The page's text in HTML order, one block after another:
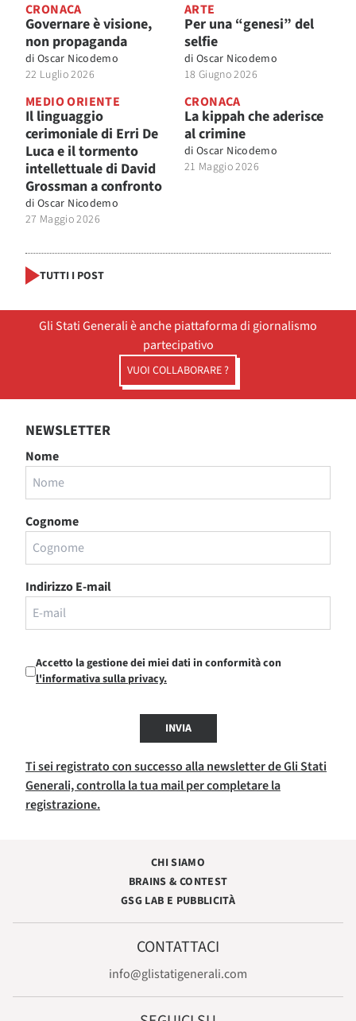
CRONACA
Governare è visione,
non propaganda
di Oscar Nicodemo
22 Luglio 2026
ARTE
Per una “genesi” del
selfie
di Oscar Nicodemo
18 Giugno 2026
MEDIO ORIENTE
Il linguaggio
cerimoniale di Erri De
Luca e il tormento
intellettuale di David
Grossman a confronto
di Oscar Nicodemo
27 Maggio 2026
CRONACA
La kippah che aderisce
al crimine
di Oscar Nicodemo
21 Maggio 2026
TUTTI I POST
Gli Stati Generali è anche piattaforma di giornalismo
partecipativo
VUOI COLLABORARE ?
NEWSLETTER
Nome
Cognome
Indirizzo E-mail
Accetto la gestione dei miei dati in conformità con
l'informativa sulla privacy.
INVIA
Ti sei registrato con successo alla newsletter de Gli Stati
Generali, controlla la tua mail per completare la
registrazione.
CHI SIAMO
BRAINS & CONTEST
GSG LAB E PUBBLICITÀ
CONTATTACI
info@glistatigenerali.com